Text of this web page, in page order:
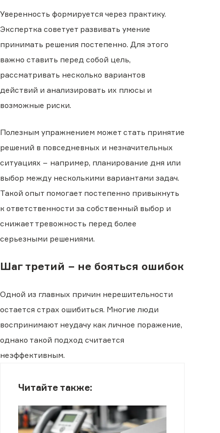
Уверенность формируется через практику.
Экспертка советует развивать умение
принимать решения постепенно. Для этого
важно ставить перед собой цель,
рассматривать несколько вариантов
действий и анализировать их плюсы и
возможные риски.
Полезным упражнением может стать принятие
решений в повседневных и незначительных
ситуациях − например, планирование дня или
выбор между несколькими вариантами задач.
Такой опыт помогает постепенно привыкнуть
к ответственности за собственный выбор и
снижает тревожность перед более
серьезными решениями.
Шаг третий − не бояться ошибок
Одной из главных причин нерешительности
остается страх ошибиться. Многие люди
воспринимают неудачу как личное поражение,
однако такой подход считается
неэффективным.
Читайте также: